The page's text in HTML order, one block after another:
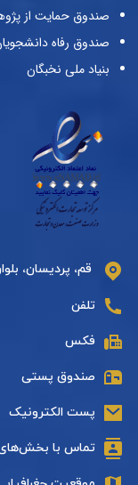
صندوق حمایت از
صندوق رفاه
بنیاد ملی نخبگان
قم، پردیسان،
تلفن
فکس
صندوق پستی
پست الکترونیک
تماس با